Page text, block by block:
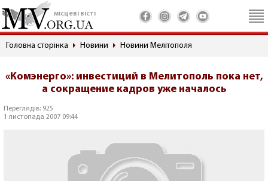
місцеві вісті
Головна сторінка Новини Новини Мелітополя
«Комэнерго»: инвестиций в Мелитополь пока нет,
а сокращение кадров уже началось
Переглядів: 925
1 листопада 2007 09:44